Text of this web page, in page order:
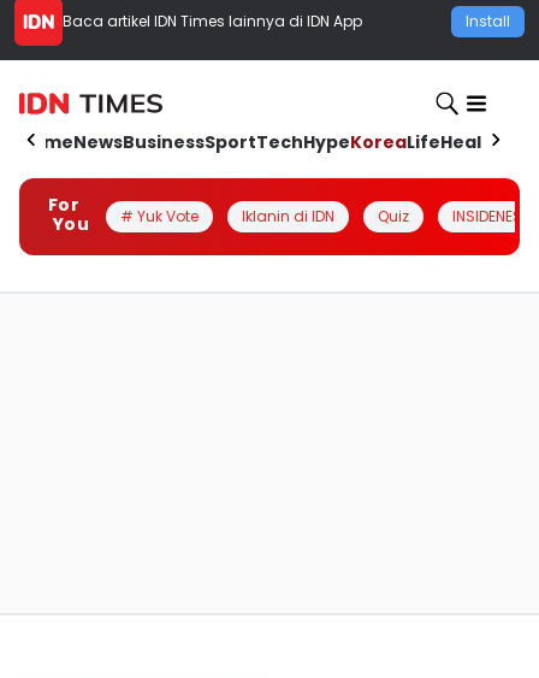
Baca artikel IDN Times lainnya di IDN App Install
HomeNewsBusinessSportTechHypeKoreaLifeHealth
For
You
# Yuk Vote Iklanin di IDN Quiz INSIDENESIA